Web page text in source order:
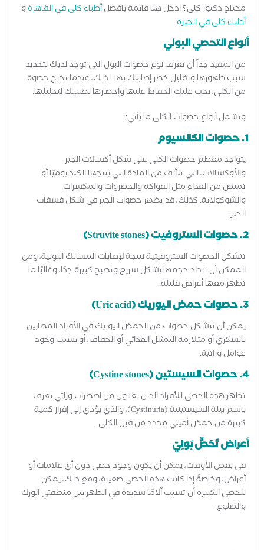
محتاج دكتور كلى؟ ادخل هنا قائمة بافضلأطباء كلى في القاهرةو
أطباء كلى في الجيزة
أنواع التحصي البولي
من المفيد جداً أن تعرف نوع حصوات البول التي توجد لديك لتحديد
سبب ظهورها وتقليل خطر إصابتك بها. لذلك، عندما تخرج حصوة
من الكلى، يجب عليك الحفاظ عليها وإحضارها لطبيبك لتحليلها.
وتشمل أنواع حصوات الكلى ما يأتي:
1. حصوات الكالسيوم
يتواجد معظم حصوات الكلى على شكل أكسالات الجير
والأوكسالات، التي تتألف من المادة التي ينتجها الكبد يوميًا أو
تمتص من الغذاء مثل الفواكه والخضروات والمكسرات
والشوكولاتة. كذلك، قد تظهر حصوات الجير في شكل فسفات
الجير.
2. حصوات الستروفيت (Struvite stones)
تتشكل الحصوات الستروفيتية نتيجة لإصابات المسالك البولية، ومن
الممكن أن تزداد حجمها بشكل سريع وتصبح كبيرة جدًا، وغالبًا ما
تظهر معها أعراض قليلة.
3. حصوات حمض اليوريك (Uric acid)
يمكن أن تتشكل حصوات من الحمض اليوريك في الأفراد المصابين
بالسكري أو متلازمة التمثيل الغذائي أو الجفاف، أو بسبب وجود
عوامل وراثية.
4. حصوات السيستين (Cystine stones)
تظهر هذه الحصى للأفراد الذين يعانون من اضطراب وراثي يعرف
باسم بيلة السيستينية (Cystinuria)، والذي يؤدي إلى إفراز كمية
كبيرة من حمض أميني محدد من قبل الكلى.
أعراض تَحَصٍّ بَولِيّ
في بعض الأوقات، يمكن أن يكون وجود حصى دون أي علامات أو
أعراض، وخاصةً إذا كانت هذه الحصى صغيرة، ومع ذلك، يمكن
للحصى الكبيرة أن تسبب آلامًا شديدة في الظهر بين منطقتي الورك
والضلوع.